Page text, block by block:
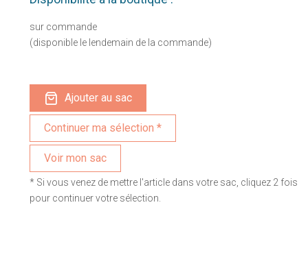
sur commande
(disponible le lendemain de la commande)
Ajouter au sac
Voir mon sac
* Si vous venez de mettre l'article dans votre sac, cliquez 2 fois
pour continuer votre sélection.